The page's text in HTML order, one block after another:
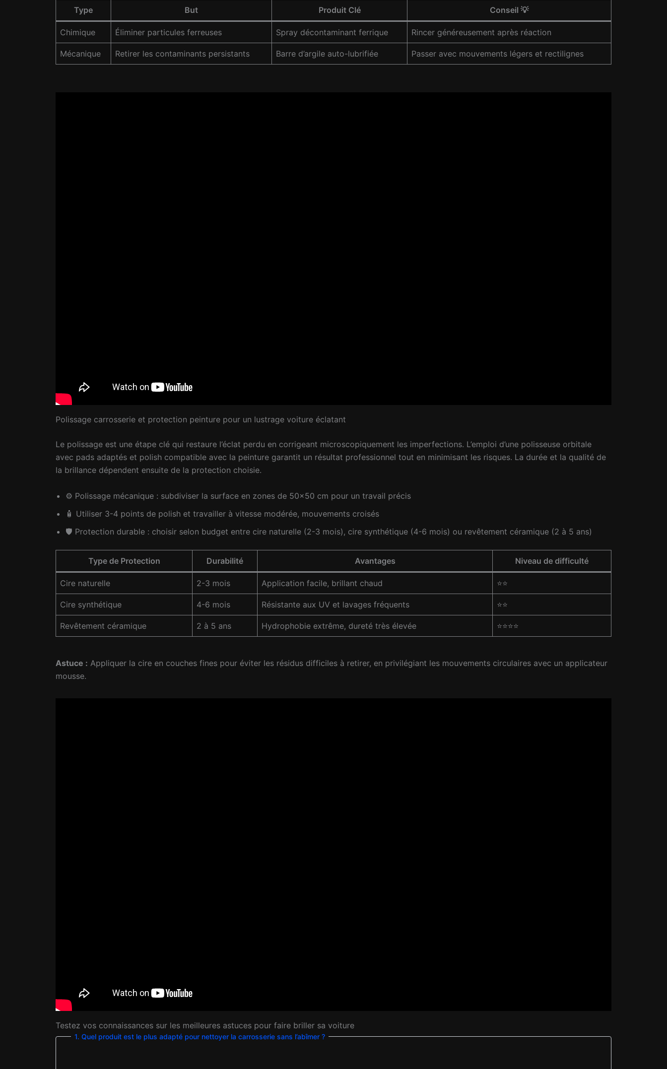
Type But Produit Clé Conseil 💡
Chimique Éliminer particules ferreuses Spray décontaminant ferrique Rincer généreusement après réaction
Mécanique Retirer les contaminants persistants Barre d’argile auto-lubrifiée Passer avec mouvements légers et rectilignes
Polissage carrosserie et protection peinture pour un lustrage voiture éclatant
Le polissage est une étape clé qui restaure l’éclat perdu en corrigeant microscopiquement les imperfections. L’emploi d’une polisseuse orbitale
avec pads adaptés et polish compatible avec la peinture garantit un résultat professionnel tout en minimisant les risques. La durée et la qualité de
la brillance dépendent ensuite de la protection choisie.
⚙️ Polissage mécanique : subdiviser la surface en zones de 50×50 cm pour un travail précis
🧴 Utiliser 3-4 points de polish et travailler à vitesse modérée, mouvements croisés
🛡️ Protection durable : choisir selon budget entre cire naturelle (2-3 mois), cire synthétique (4-6 mois) ou revêtement céramique (2 à 5 ans)
Type de Protection Durabilité Avantages Niveau de difficulté
Cire naturelle 2-3 mois Application facile, brillant chaud ⭐⭐
Cire synthétique 4-6 mois Résistante aux UV et lavages fréquents ⭐⭐
Revêtement céramique 2 à 5 ans Hydrophobie extrême, dureté très élevée ⭐⭐⭐⭐
Astuce : Appliquer la cire en couches fines pour éviter les résidus difficiles à retirer, en privilégiant les mouvements circulaires avec un applicateur
mousse.
Testez vos connaissances sur les meilleures astuces pour faire briller sa voiture
1. Quel produit est le plus adapté pour nettoyer la carrosserie sans l’abîmer ?